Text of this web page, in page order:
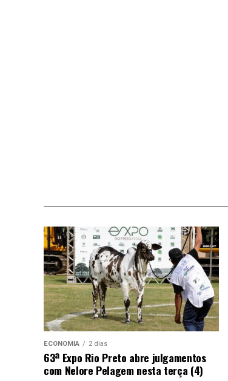
ECONOMIA 2 dias
63ª Expo Rio Preto abre julgamentos
com Nelore Pelagem nesta terça (4)